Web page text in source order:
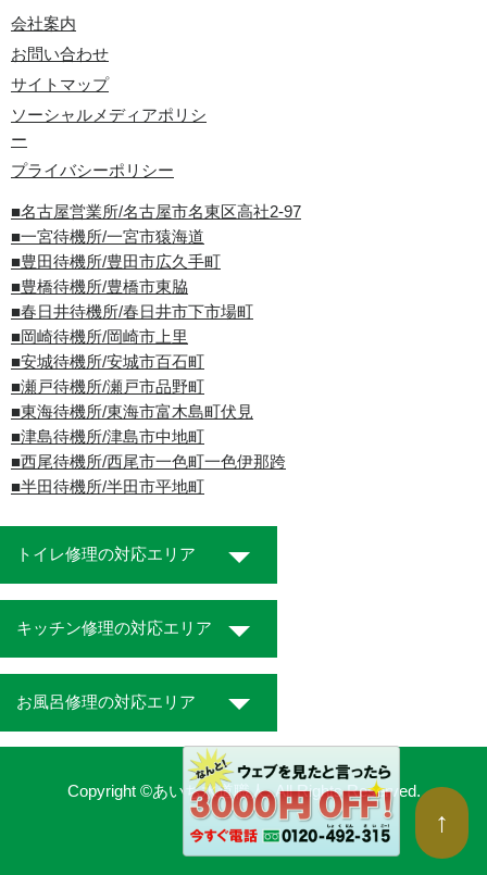
会社案内
お問い合わせ
サイトマップ
ソーシャルメディアポリシ
ー
プライバシーポリシー
■名古屋営業所/名古屋市名東区高社2-97
■一宮待機所/一宮市猿海道
■豊田待機所/豊田市広久手町
■豊橋待機所/豊橋市東脇
■春日井待機所/春日井市下市場町
■岡崎待機所/岡崎市上里
■安城待機所/安城市百石町
■瀬戸待機所/瀬戸市品野町
■東海待機所/東海市富木島町伏見
■津島待機所/津島市中地町
■西尾待機所/西尾市一色町一色伊那跨
■半田待機所/半田市平地町
トイレ修理の対応エリア
キッチン修理の対応エリア
お風呂修理の対応エリア
Copyright ©あいち水道職人. All Rights Reserved.
↑